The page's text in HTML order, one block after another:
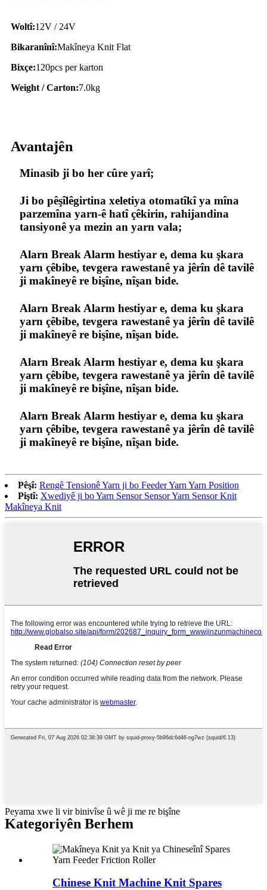
Woltî:12V / 24V
Bikaranînî:Makîneya Knit Flat
Bixçe:120pcs per karton
Weight / Carton:7.0kg
Avantajên
Minasib ji bo her cûre yarî;
Ji bo pêşîlêgirtina xeletiya otomatîkî ya mîna
parzemîna yarn-ê hatî çêkirin, rahijandina
tansiyonê ya mezin an yarn vala;
Alarn Break Alarm hestiyar e, dema ku şkara
yarn çêbibe, tevgera rawestanê ya jêrîn dê tavilê
ji makîneyê re bişîne, nîşan bide.
Alarn Break Alarm hestiyar e, dema ku şkara
yarn çêbibe, tevgera rawestanê ya jêrîn dê tavilê
ji makîneyê re bişîne, nîşan bide.
Alarn Break Alarm hestiyar e, dema ku şkara
yarn çêbibe, tevgera rawestanê ya jêrîn dê tavilê
ji makîneyê re bişîne, nîşan bide.
Alarn Break Alarm hestiyar e, dema ku şkara
yarn çêbibe, tevgera rawestanê ya jêrîn dê tavilê
ji makîneyê re bişîne, nîşan bide.
Pêşî: Rengê Tensionê Yarn ji bo Feeder Yarn Yarn Position
Piştî: Xwediyê ji bo Yarn Sensor Sensor Yarn Sensor Knit
Makîneya Knit
Peyama xwe li vir binivîse û wê ji me re bişîne
Kategoriyên Berhem
Chinese Knit Machine Knit Spares